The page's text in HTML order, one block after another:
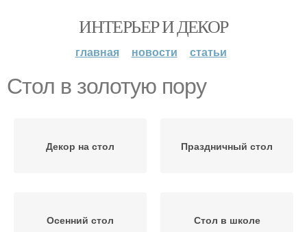
ИНТЕРЬЕР И ДЕКОР
главная новости статьи
Стол в золотую пору
Декор на стол Праздничный стол
Осенний стол Стол в школе